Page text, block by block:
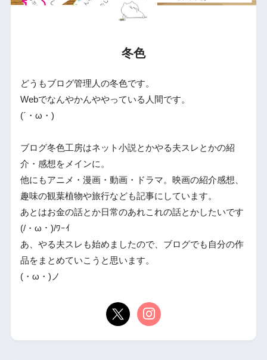
冬色
どうもブログ管理人の冬色です。
Webでなんやかんややっている人間です。
(´・ω・)
ブログ冬色工房はネット小説とかやる夫スレとかの紹
介・感想をメインに。
他にもアニメ・漫画・動画・ドラマ。映画の紹介感想、
趣味の観葉植物や旅行なども記事にしています。
あとはお金の話とか日常のあれこれの話とかしたいです
(/・ω・)/ﾜｰｲ
あ、やる夫スレも始めましたので、ブログでも自分の作
品をまとめていこうと思います。
(・ω・)ノ